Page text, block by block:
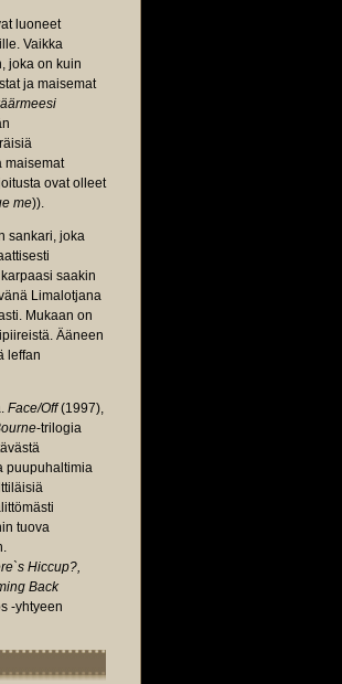
luoneet
Vaikka
joka on kuin
ja maisemat
maisemat
ovat olleet
me)).
sankari, joka
saakin
Limalotjana
Mukaan on
Ääneen
leffan
Face/Off(1997),
-trilogia
puupuhaltimia
tuova
Hiccup?,
Back
-yhtyeen